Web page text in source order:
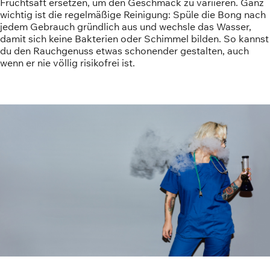
Fruchtsaft ersetzen, um den Geschmack zu variieren. Ganz
wichtig ist die regelmäßige Reinigung: Spüle die Bong nach
jedem Gebrauch gründlich aus und wechsle das Wasser,
damit sich keine Bakterien oder Schimmel bilden. So kannst
du den Rauchgenuss etwas schonender gestalten, auch
wenn er nie völlig risikofrei ist.